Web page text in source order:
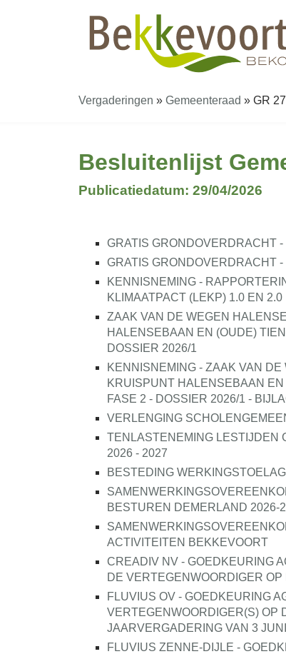
Vergaderingen » Gemeenteraad » GR
Besluitenlijst
Publicatiedatum: 29/04/2026
GRATIS GRONDOVERDRACHT
GRATIS GRONDOVERDRACHT
KENNISNEMING -
KLIMAATPACT (LEKP) 1.0 EN 2.0
ZAAK VAN DE WEGEN
HALENSEBAAN EN (OUDE)
DOSSIER 2026/1
KENNISNEMING - ZAAK VAN
KRUISPUNT HALENSEBAAN
FASE 2 - DOSSIER 2026/1 -
VERLENGING
TENLASTENEMING LESTIJDEN
2026 - 2027
BESTEDING
BESTUREN DEMERLAND 2026-
ACTIVITEITEN BEKKEVOORT
CREADIV NV - GOEDKEURING
DE VERTEGENWOORDIGER
FLUVIUS OV - GOEDKEURING
VERTEGENWOORDIGER(S) OP
JAARVERGADERING VAN 3
FLUVIUS ZENNE-DIJLE -